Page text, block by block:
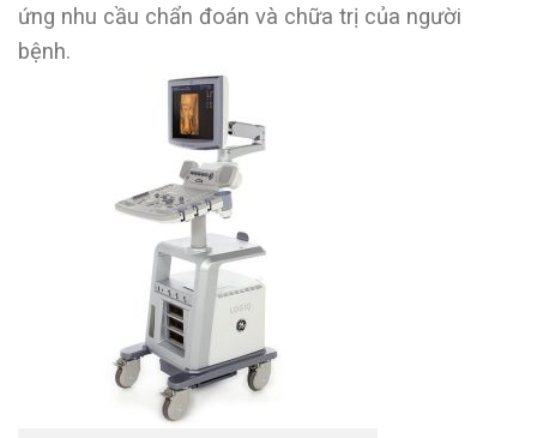
ứng nhu cầu chẩn đoán và chữa trị của người
bệnh.